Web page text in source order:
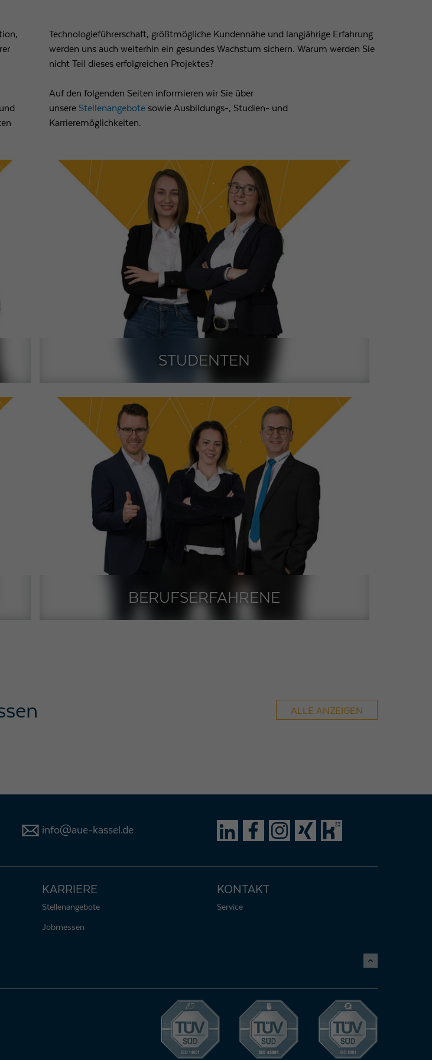
Technologieführerschaft, größtmögliche Kundennähe und langjährige Erfahrung
werden uns auch weiterhin ein gesundes Wachstum sichern. Warum werden Sie
nicht Teil dieses erfolgreichen Projektes?
Auf den folgenden Seiten informieren wir Sie über
unsere Stellenangebote sowie Ausbildungs-, Studien- und
Karrieremöglichkeiten.
STUDENTEN
BERUFSERFAHRENE
ALLE ANZEIGEN
info@aue-kassel.de
KARRIERE
Stellenangebote
Jobmessen
KONTAKT
Service
Google Analytics verwendet, um die
einzuschränken
eine eindeutige ID, die verwendet wird, um
Daten dazu, wie der Besucher die Website